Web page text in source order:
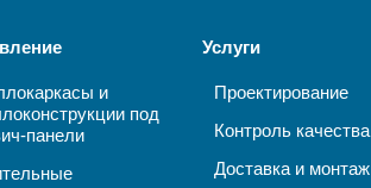
и
под
панели
Услуги
Проектирование
Контроль качества
Доставка и монтаж